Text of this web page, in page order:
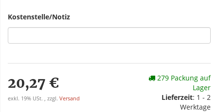
Kostenstelle/Notiz
20,27 €
exkl. 19% USt. , zzgl. Versand
279 Packung auf
Lager
Lieferzeit: 1 - 2
Werktage